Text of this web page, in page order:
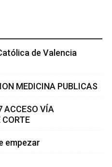
de Valencia
MEDICINA PUBLICAS
VÍA
empezar